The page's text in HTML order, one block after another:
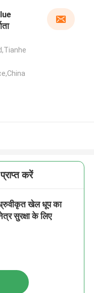
करें
खेल धूप का
सुरक्षा के लिए